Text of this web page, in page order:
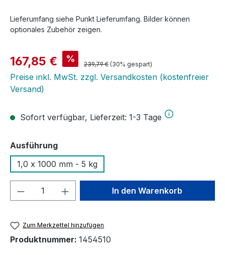
Lieferumfang siehe Punkt Lieferumfang. Bilder können
optionales Zubehör zeigen.
Verkaufspreis:
167,85 € % Regulärer Preis:
239,79 € (30% gespart)
Preise inkl. MwSt. zzgl. Versandkosten (kostenfreier
Versand)
Sofort verfügbar, Lieferzeit: 1-3 Tage
Ausführungauswählen
1,0 x 1000 mm - 5 kg
Produkt Anzahl: Gib denIn den Warenkorb
Zum Merkzettel hinzufügen
Produktnummer: 1454510